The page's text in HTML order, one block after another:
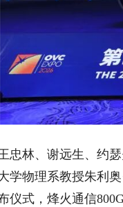
林、谢远生、约瑟
学物理系教授朱利
仪式，烽火通信